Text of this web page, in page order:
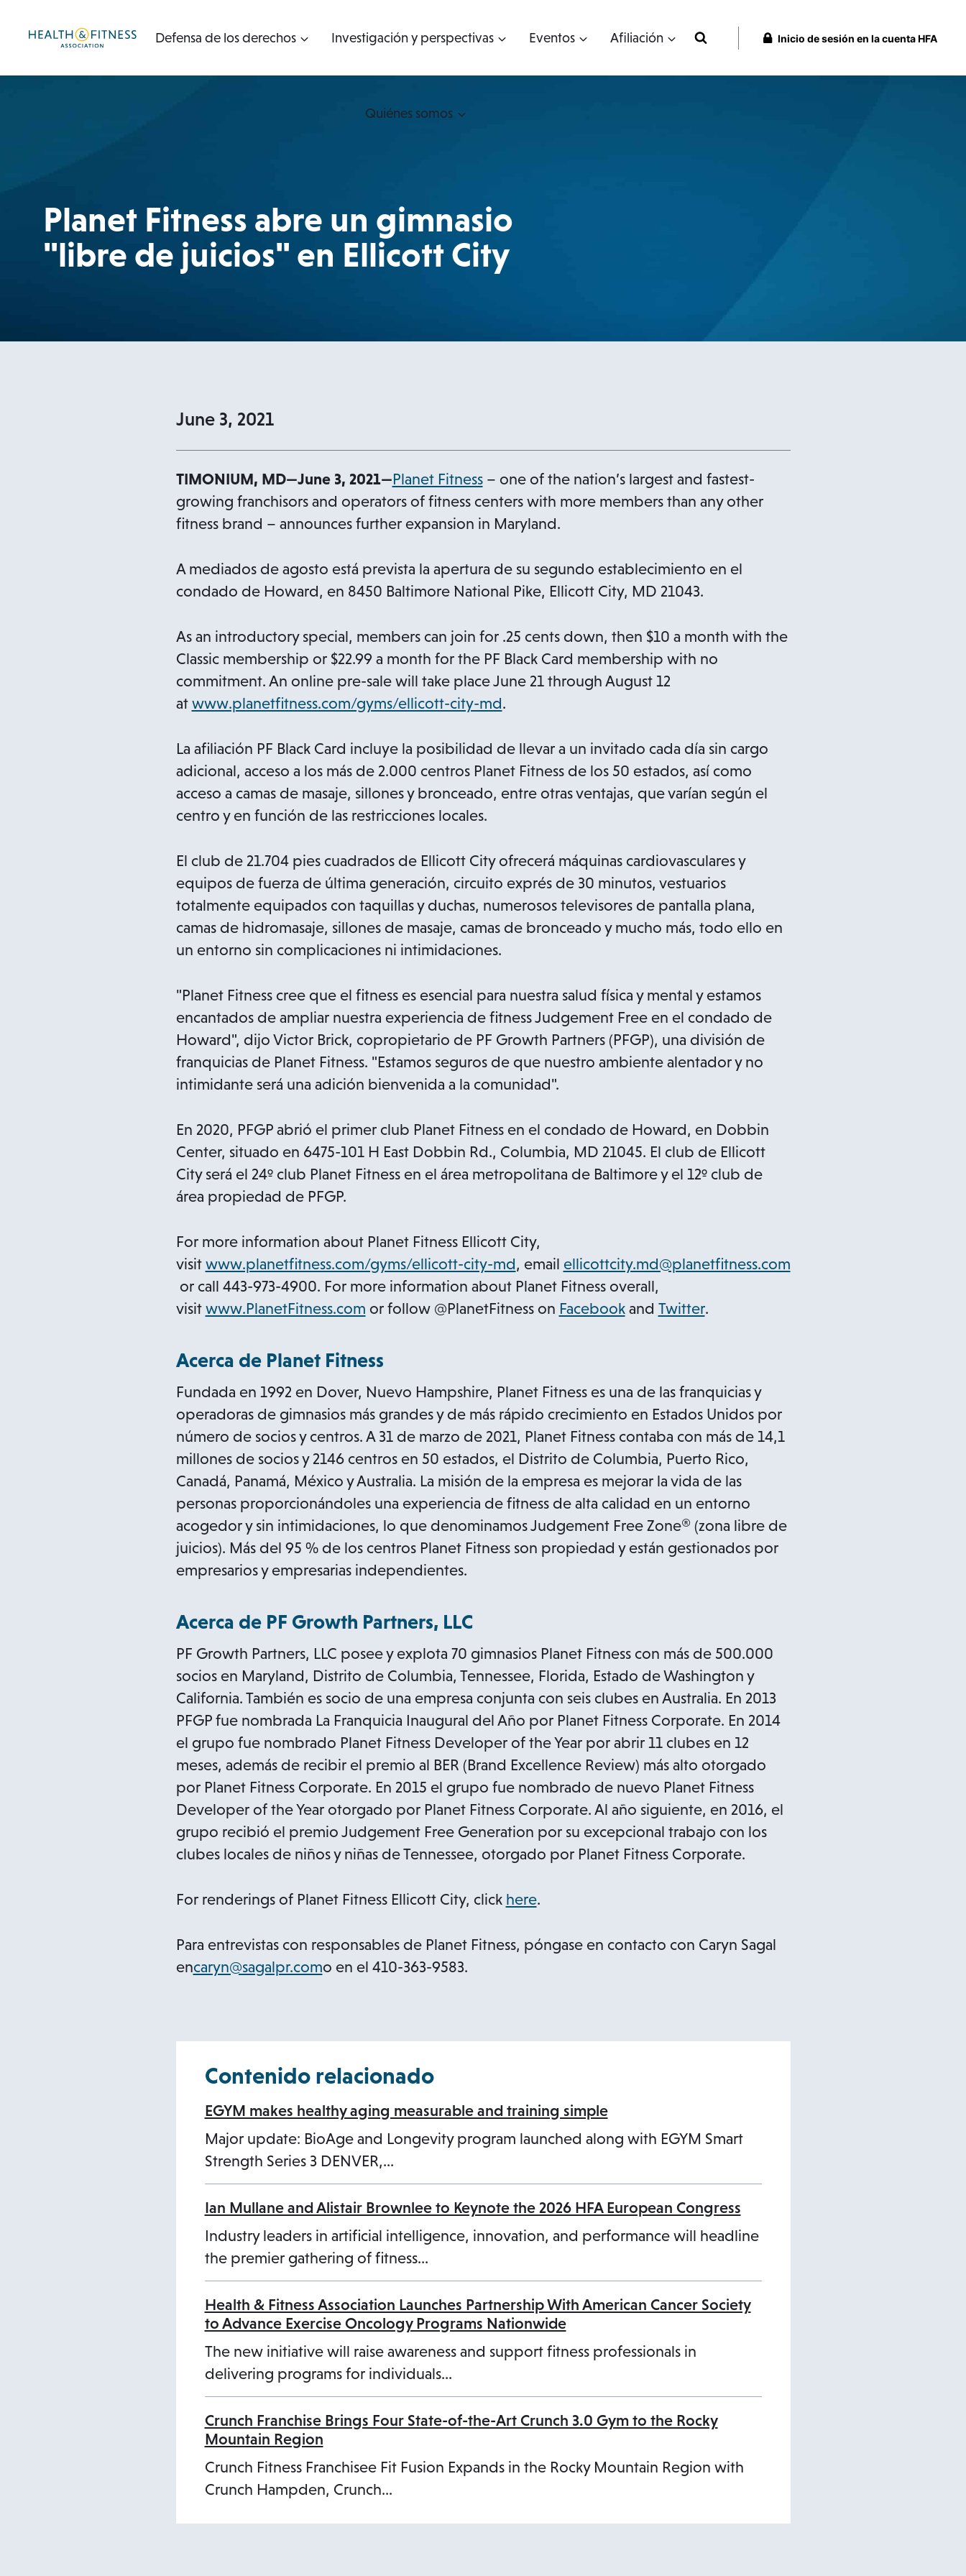
Defensa de los derechos Investigación y perspectivas Eventos Afiliación
Quiénes somos
Inicio de sesión en la cuenta HFA
Planet Fitness abre un gimnasio
"libre de juicios" en Ellicott City
June 3, 2021
TIMONIUM, MD—June 3, 2021—Planet Fitnesso
p
e
s
i
a
n
e
w
a
b
– one of the nation’s largest and fastest-
growing franchisors and operators of fitness centers with more members than any other
fitness brand – announces further expansion in Maryland.
A mediados de agosto está prevista la apertura de su segundo establecimiento en el
condado de Howard, en 8450 Baltimore National Pike, Ellicott City, MD 21043.
As an introductory special, members can join for .25 cents down, then $10 a month with the
Classic membership or $22.99 a month for the PF Black Card membership with no
commitment. An online pre-sale will take place June 21 through August 12
at www.planetfitness.com/gyms/ellicott-city-mdo
e
n
s
a
n
e
w
b
.
La afiliación PF Black Card incluye la posibilidad de llevar a un invitado cada día sin cargo
adicional, acceso a los más de 2.000 centros Planet Fitness de los 50 estados, así como
acceso a camas de masaje, sillones y bronceado, entre otras ventajas, que varían según el
centro y en función de las restricciones locales.
El club de 21.704 pies cuadrados de Ellicott City ofrecerá máquinas cardiovasculares y
equipos de fuerza de última generación, circuito exprés de 30 minutos, vestuarios
totalmente equipados con taquillas y duchas, numerosos televisores de pantalla plana,
camas de hidromasaje, sillones de masaje, camas de bronceado y mucho más, todo ello en
un entorno sin complicaciones ni intimidaciones.
"Planet Fitness cree que el fitness es esencial para nuestra salud física y mental y estamos
encantados de ampliar nuestra experiencia de fitness Judgement Free en el condado de
Howard", dijo Victor Brick, copropietario de PF Growth Partners (PFGP), una división de
franquicias de Planet Fitness. "Estamos seguros de que nuestro ambiente alentador y no
intimidante será una adición bienvenida a la comunidad".
En 2020, PFGP abrió el primer club Planet Fitness en el condado de Howard, en Dobbin
Center, situado en 6475-101 H East Dobbin Rd., Columbia, MD 21045. El club de Ellicott
City será el 24º club Planet Fitness en el área metropolitana de Baltimore y el 12º club de
área propiedad de PFGP.
For more information about Planet Fitness Ellicott City,
visit www.planetfitness.com/gyms/ellicott-city-mdo
p
e
n
a
n
e
w
t
a
b
, email ellicottcity.md@planetfitness.com
o
p
n
i
n
a
n
e
w
t
a
b
or call 443-973-4900. For more information about Planet Fitness overall,
visit www.PlanetFitness.como
e
s
i
n
a
n
e
w
t
a
or follow @PlanetFitness on Facebooko
s
i
n
a
n
e
w
t
and Twittero
s
i
n
a
n
e
w
t
.
Acerca de Planet Fitness
Fundada en 1992 en Dover, Nuevo Hampshire, Planet Fitness es una de las franquicias y
operadoras de gimnasios más grandes y de más rápido crecimiento en Estados Unidos por
número de socios y centros. A 31 de marzo de 2021, Planet Fitness contaba con más de 14,1
millones de socios y 2146 centros en 50 estados, el Distrito de Columbia, Puerto Rico,
Canadá, Panamá, México y Australia. La misión de la empresa es mejorar la vida de las
personas proporcionándoles una experiencia de fitness de alta calidad en un entorno
acogedor y sin intimidaciones, lo que denominamos Judgement Free Zone® (zona libre de
juicios). Más del 95 % de los centros Planet Fitness son propiedad y están gestionados por
empresarios y empresarias independientes.
Acerca de PF Growth Partners, LLC
PF Growth Partners, LLC posee y explota 70 gimnasios Planet Fitness con más de 500.000
socios en Maryland, Distrito de Columbia, Tennessee, Florida, Estado de Washington y
California. También es socio de una empresa conjunta con seis clubes en Australia. En 2013
PFGP fue nombrada La Franquicia Inaugural del Año por Planet Fitness Corporate. En 2014
el grupo fue nombrado Planet Fitness Developer of the Year por abrir 11 clubes en 12
meses, además de recibir el premio al BER (Brand Excellence Review) más alto otorgado
por Planet Fitness Corporate. En 2015 el grupo fue nombrado de nuevo Planet Fitness
Developer of the Year otorgado por Planet Fitness Corporate. Al año siguiente, en 2016, el
grupo recibió el premio Judgement Free Generation por su excepcional trabajo con los
clubes locales de niños y niñas de Tennessee, otorgado por Planet Fitness Corporate.
For renderings of Planet Fitness Ellicott City, click hereo
e
w
t
b
.
Para entrevistas con responsables de Planet Fitness, póngase en contacto con Caryn Sagal
encaryn@sagalpr.como
i
a
n
e
w
t
a
b
o en el 410-363-9583.
Contenido relacionado
EGYM makes healthy aging measurable and training simple
Major update: BioAge and Longevity program launched along with EGYM Smart
Strength Series 3 DENVER,…
Ian Mullane and Alistair Brownlee to Keynote the 2026 HFA European Congress
Industry leaders in artificial intelligence, innovation, and performance will headline
the premier gathering of fitness…
Health & Fitness Association Launches Partnership With American Cancer Society
to Advance Exercise Oncology Programs Nationwide
The new initiative will raise awareness and support fitness professionals in
delivering programs for individuals…
Crunch Franchise Brings Four State-of-the-Art Crunch 3.0 Gym to the Rocky
Mountain Region
Crunch Fitness Franchisee Fit Fusion Expands in the Rocky Mountain Region with
Crunch Hampden, Crunch…